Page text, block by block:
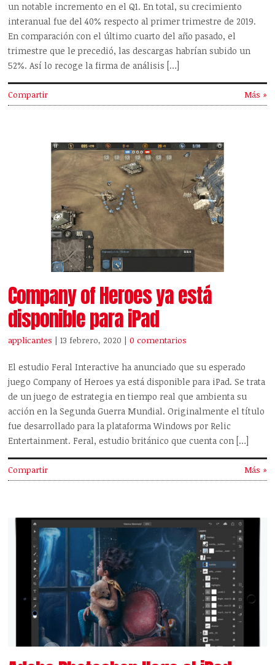
un notable incremento en el Q1. En total, su crecimiento
interanual fue del 40% respecto al primer trimestre de 2019.
En comparación con el último cuarto del año pasado, el
trimestre que le precedió, las descargas habrían subido un
52%. Así lo recoge la firma de análisis […]
Compartir Más »
Company of Heroes ya está
disponible para iPad
applicantes | 13 febrero, 2020 |0 comentarios
El estudio Feral Interactive ha anunciado que su esperado
juego Company of Heroes ya está disponible para iPad. Se trata
de un juego de estrategia en tiempo real que ambienta su
acción en la Segunda Guerra Mundial. Originalmente el título
fue desarrollado para la plataforma Windows por Relic
Entertainment. Feral, estudio británico que cuenta con […]
Compartir Más »